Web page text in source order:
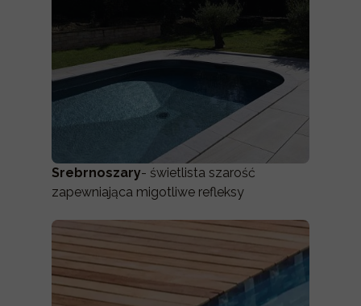
Srebrnoszary- świetlista szarość
zapewniająca migotliwe refleksy